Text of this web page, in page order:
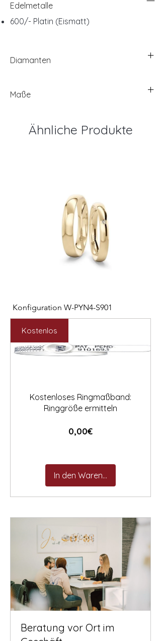
Edelmetalle
600/- Platin (Eismatt)
Diamanten
Maße
Ähnliche Produkte
Konfiguration W-PYN4-S901
Preis
892,00 €
Preis
Kostenlos
Kostenloses Ringmaßband:
Ringgröße ermitteln
0,00€Preis
In den Warenkorb
Beratung vor Ort im